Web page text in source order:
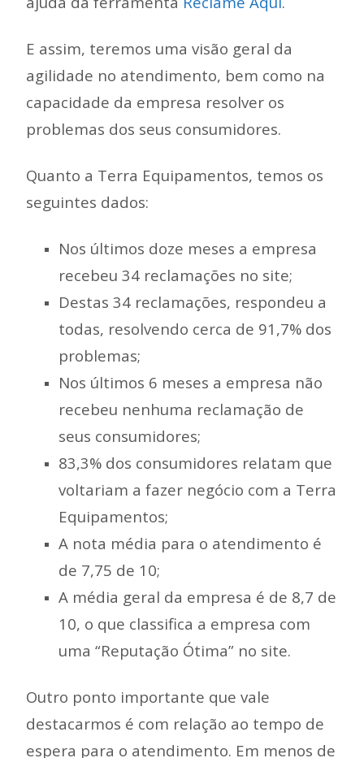
E assim, teremos uma visão geral da
agilidade no atendimento, bem como na
capacidade da empresa resolver os
problemas dos seus consumidores.
Quanto a Terra Equipamentos, temos os
seguintes dados:
Nos últimos doze meses a empresa
recebeu 34 reclamações no site;
Destas 34 reclamações, respondeu a
todas, resolvendo cerca de 91,7% dos
problemas;
Nos últimos 6 meses a empresa não
recebeu nenhuma reclamação de
seus consumidores;
83,3% dos consumidores relatam que
voltariam a fazer negócio com a Terra
Equipamentos;
A nota média para o atendimento é
de 7,75 de 10;
A média geral da empresa é de 8,7 de
10, o que classifica a empresa com
uma “Reputação Ótima” no site.
Outro ponto importante que vale
destacarmos é com relação ao tempo de
espera para o atendimento. Em menos de